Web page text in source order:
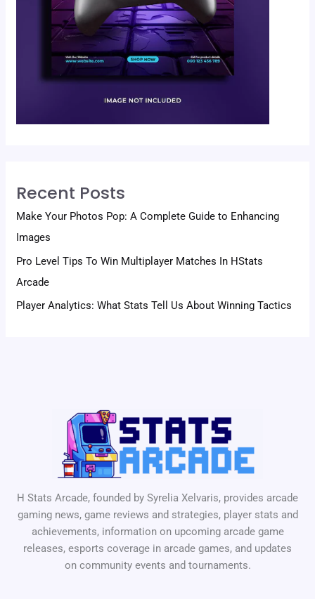
Recent Posts
Make Your Photos Pop: A Complete Guide to Enhancing
Images
Pro Level Tips To Win Multiplayer Matches In HStats
Arcade
Player Analytics: What Stats Tell Us About Winning Tactics
H Stats Arcade, founded by Syrelia Xelvaris, provides arcade
gaming news, game reviews and strategies, player stats and
achievements, information on upcoming arcade game
releases, esports coverage in arcade games, and updates
on community events and tournaments.